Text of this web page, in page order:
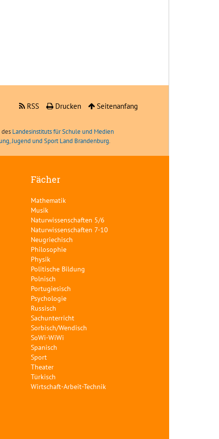
RSS Drucken Seitenanfang
Landesinstituts für Schule und Medien
Jugend und Sport Land Brandenburg.
Fächer
Mathematik
Musik
Naturwissenschaften 5/6
Naturwissenschaften 7-10
Neugriechisch
Philosophie
Physik
Politische Bildung
Polnisch
Portugiesisch
Psychologie
Russisch
Sachunterricht
Sorbisch/Wendisch
SoWi-WiWi
Spanisch
Sport
Theater
Türkisch
Wirtschaft-Arbeit-Technik